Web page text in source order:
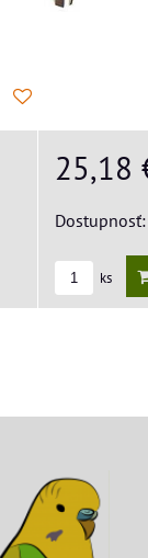
25,18
Dostupnosť:
ks